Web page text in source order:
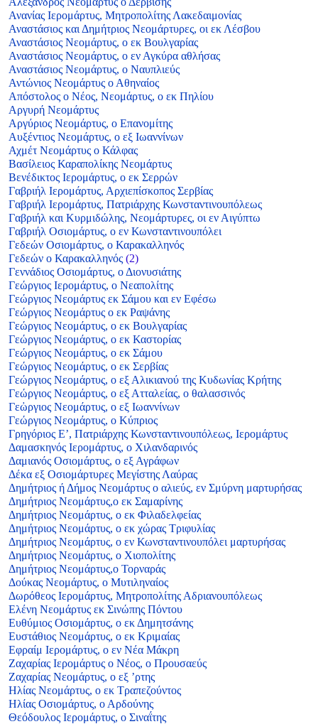
Ανανίας Ιερομάρτυς, Μητροπολίτης Λακεδαιμονίας
Αναστάσιος και Δημήτριος Νεομάρτυρες, οι εκ Λέσβου
Αναστάσιος Νεομάρτυς, ο εκ Βουλγαρίας
Αναστάσιος Νεομάρτυς, ο εν Αγκύρα αθλήσας
Αναστάσιος Νεομάρτυς, ο Ναυπλιεύς
Αντώνιος Νεομάρτυς ο Αθηναίος
Απόστολος ο Νέος, Νεομάρτυς, ο εκ Πηλίου
Αργυρή Νεομάρτυς
Αργύριος Νεομάρτυς, ο Επανομίτης
Αυξέντιος Νεομάρτυς, ο εξ Ιωαννίνων
Αχμέτ Νεομάρτυς ο Κάλφας
Βασίλειος Καραπολίκης Νεομάρτυς
Βενέδικτος Ιερομάρτυς, ο εκ Σερρών
Γαβριήλ Ιερομάρτυς, Αρχιεπίσκοπος Σερβίας
Γαβριήλ Ιερομάρτυς, Πατριάρχης Κωνσταντινουπόλεως
Γαβριήλ και Κυρμιδώλης, Νεομάρτυρες, οι εν Αιγύπτω
Γαβριήλ Οσιομάρτυς, ο εν Κωνσταντινουπόλει
Γεδεών Οσιομάρτυς, ο Καρακαλληνός
Γεδεών ο Καρακαλληνός (2)
Γεννάδιος Οσιομάρτυς, ο Διονυσιάτης
Γεώργιος Ιερομάρτυς, ο Νεαπολίτης
Γεώργιος Νεομάρτυς εκ Σάμου και εν Εφέσω
Γεώργιος Νεομάρτυς ο εκ Ραψάνης
Γεώργιος Νεομάρτυς, ο εκ Βουλγαρίας
Γεώργιος Νεομάρτυς, ο εκ Καστορίας
Γεώργιος Νεομάρτυς, ο εκ Σάμου
Γεώργιος Νεομάρτυς, ο εκ Σερβίας
Γεώργιος Νεομάρτυς, ο εξ Αλικιανού της Κυδωνίας Κρήτης
Γεώργιος Νεομάρτυς, ο εξ Ατταλείας, ο θαλασσινός
Γεὠργιος Νεομάρτυς, ο εξ Ιωαννίνων
Γεώργιος Νεομάρτυς, ο Κύπριος
Γρηγόριος Ε’, Πατριάρχης Κωνσταντινουπόλεως, Ιερομάρτυς
Δαμασκηνός Ιερομάρτυς, ο Χιλανδαρινός
Δαμιανός Οσιομάρτυς, ο εξ Αγράφων
Δέκα εξ Οσιομάρτυρες Μεγίστης Λαύρας
Δημήτριος ή Δήμος Νεομάρτυς ο αλιεύς, εν Σμύρνη μαρτυρήσας
Δημήτριος Νεομάρτυς,ο εκ Σαμαρίνης
Δημήτριος Νεομάρτυς, ο εκ Φιλαδελφείας
Δημήτριος Νεομάρτυς, ο εκ χώρας Τριφυλίας
Δημήτριος Νεομάρτυς, ο εν Κωνσταντινουπόλει μαρτυρήσας
Δημήτριος Νεομάρτυς, ο Χιοπολίτης
Δημήτριος Νεομάρτυς,ο Τορναράς
Δούκας Νεομάρτυς, ο Μυτιληναίος
Δωρόθεος Ιερομάρτυς, Μητροπολίτης Αδριανουπόλεως
Ελένη Νεομάρτυς εκ Σινώπης Πόντου
Ευθύμιος Οσιομάρτυς, ο εκ Δημητσάνης
Ευστάθιος Νεομάρτυς, ο εκ Κριμαίας
Εφραίμ Ιερομάρτυς, ο εν Νέα Μάκρη
Ζαχαρίας Ιερομάρτυς ο Νέος, ο Προυσαεύς
Ζαχαρίας Νεομάρτυς, ο εξ ’ρτης
Ηλίας Νεομάρτυς, ο εκ Τραπεζούντος
Ηλίας Οσιομάρτυς, ο Αρδούνης
Θεόδουλος Ιερομάρτυς, ο Σιναΐτης